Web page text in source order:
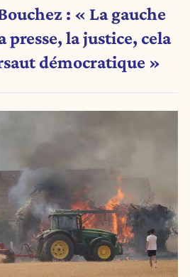
: « La gauche
la justice, cela
démocratique »